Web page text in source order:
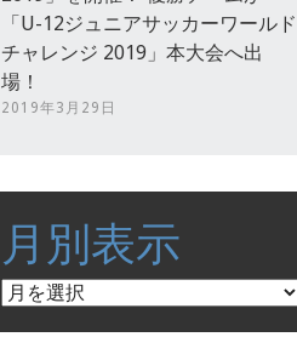
「U-12ジュニアサッカーワールド
チャレンジ 2019」本大会へ出
場！
2019年3月29日
月別表示
月